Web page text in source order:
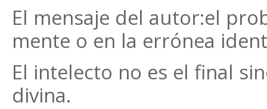
El mensaje del autor:el
mente o en la errónea
El intelecto no es el final
divina.